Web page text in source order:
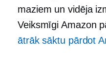
maziem unvidēja
Veiksmīgi Amazon
ātrāk sāktu pārdot